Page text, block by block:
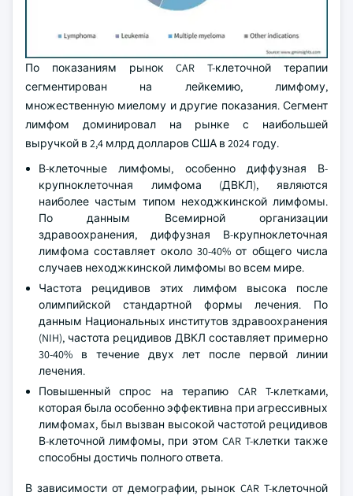
По показаниям рынок CAR T-клеточной терапии
сегментирован на лейкемию, лимфому,
множественную миелому и другие показания. Сегмент
лимфом доминировал на рынке с наибольшей
выручкой в 2,4 млрд долларов США в 2024 году.
В-клеточные лимфомы, особенно диффузная В-
крупноклеточная лимфома (ДВКЛ), являются
наиболее частым типом неходжкинской лимфомы.
По данным Всемирной организации
здравоохранения, диффузная В-крупноклеточная
лимфома составляет около 30-40% от общего числа
случаев неходжкинской лимфомы во всем мире.
Частота рецидивов этих лимфом высока после
олимпийской стандартной формы лечения. По
данным Национальных институтов здравоохранения
(NIH), частота рецидивов ДВКЛ составляет примерно
30-40% в течение двух лет после первой линии
лечения.
Повышенный спрос на терапию CAR T-клетками,
которая была особенно эффективна при агрессивных
лимфомах, был вызван высокой частотой рецидивов
В-клеточной лимфомы, при этом CAR T-клетки также
способны достичь полного ответа.
В зависимости от демографии, рынок CAR T-клеточной